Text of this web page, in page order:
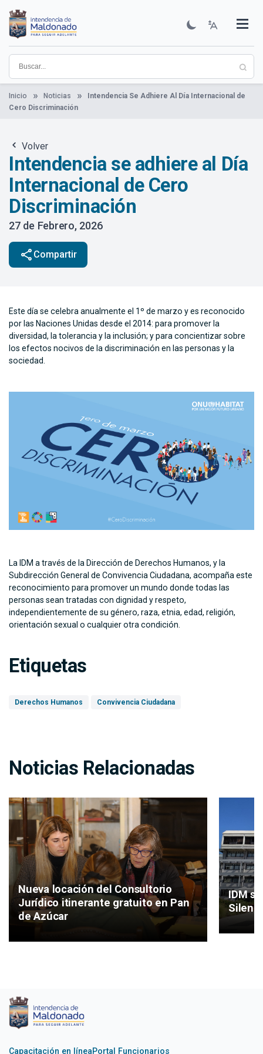
contenido
principal
Institucional
Municipios
Descubre Maldonado
Comunicación
Servicios
Guía De Trámites
Ver Noticias
Inicio Noticias
Intendencia Se Adhiere Al Día Internacional de
Cero Discriminación
Volver
Intendencia se adhiere al Día
Internacional de Cero
Discriminación
27 de Febrero, 2026
share Compartir
Este día se celebra anualmente el 1º de marzo y es reconocido
por las Naciones Unidas desde el 2014: para promover la
diversidad, la tolerancia y la inclusión; y para concientizar sobre
los efectos nocivos de la discriminación en las personas y la
sociedad.
La IDM a través de la Dirección de Derechos Humanos, y la
Subdirección General de Convivencia Ciudadana, acompaña este
reconocimiento para promover un mundo donde todas las
personas sean tratadas con dignidad y respeto,
independientemente de su género, raza, etnia, edad, religión,
orientación sexual o cualquier otra condición.
Etiquetas
Derechos Humanos Convivencia Ciudadana
Noticias Relacionadas
Nueva locación del Consultorio
Jurídico itinerante gratuito en Pan
de Azúcar
IDM
Capacitación en líneaPortal Funcionarios